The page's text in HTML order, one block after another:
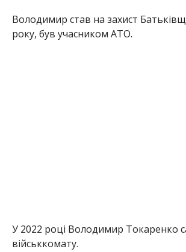
Володимир став на захист
року, був учасником АТО.
У 2022 році Володимир Токаренко
військкомату.